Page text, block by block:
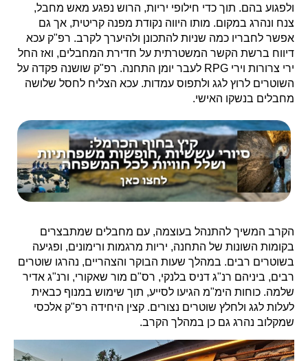
ולפגוע בהם. תוך כדי חילופי יריות, הרוש נפגע מאש מחבל,
צנח ונהרג במקום. מותו היווה נקודת מפנה קריטית, אך גם
אפשר לחבריו כמה שניות להתכונן ולהיערך לקרב. רפ"ק עכא
דיווח ברשת הקשר המשטרתית על חדירת המחבלים, ואז החל
ירי צרורות וירי RPG לעבר יומן התחנה. רפ"ק שושנה פקדה על
השוטרים לרוץ לגג ולתפוס עמדות. עכא הצליח לחסל שלושה
מחבלים בנשקו האישי.
הקרב המשיך להתנהל בעוצמה, עם מחבלים שמתבצרים
בקומות השונות של התחנה, יריות מרגמות ורימונים, ופגיעה
בשוטרים רבים. במהלך שעות הבוקר והצהריים, נהרגו שוטרים
רבים, ביניהם רנ"ג דניס בלנקי, רס"ם מור שאקורי, ורנ"ג אדיר
שלמה. כוחות הימ"מ הגיעו לסייע, תוך שימוש במנוף כבאית
לעלות לגג ולחלץ שוטרים נצורים. קצין היחידה רפ"ק אלכסי
שמקלוב נהרג גם כן במהלך הקרב.